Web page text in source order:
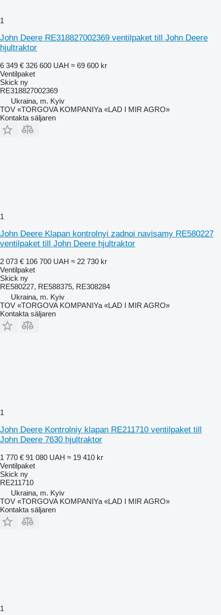
1
John Deere RE318827002369 ventilpaket till John Deere
hjultraktor
6 349 € 326 600 UAH ≈ 69 600 kr
Ventilpaket
Skick ny
RE318827002369
Ukraina, m. Kyiv
TOV «TORGOVA KOMPANIYa «LAD I MIR AGRO»
Kontakta säljaren
1
John Deere Klapan kontrolnyi zadnoi navisamy RE580227
ventilpaket till John Deere hjultraktor
2 073 € 106 700 UAH ≈ 22 730 kr
Ventilpaket
Skick ny
RE580227, RE588375, RE308284
Ukraina, m. Kyiv
TOV «TORGOVA KOMPANIYa «LAD I MIR AGRO»
Kontakta säljaren
1
John Deere Kontrolniy klapan RE211710 ventilpaket till
John Deere 7630 hjultraktor
1 770 € 91 080 UAH ≈ 19 410 kr
Ventilpaket
Skick ny
RE211710
Ukraina, m. Kyiv
TOV «TORGOVA KOMPANIYa «LAD I MIR AGRO»
Kontakta säljaren
1